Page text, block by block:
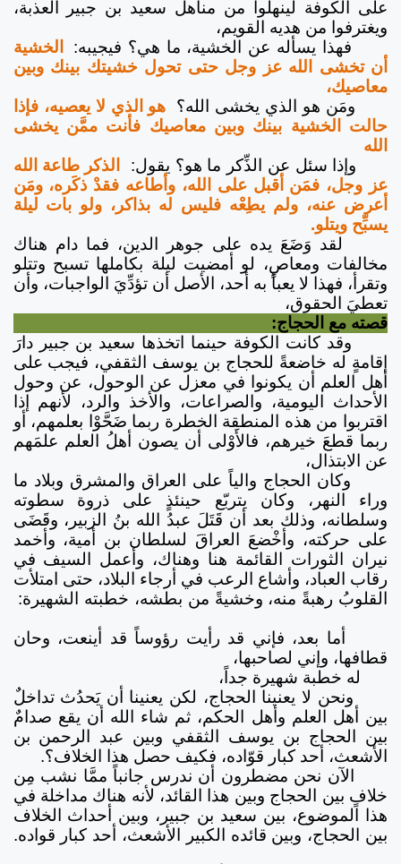
على الكوفة لينهلوا من مناهل سعيد بن جبير العذبة،
ويغترفوا من هديه القويم،
فهذا يسأله عن الخشية، ما هي؟ فيجيبه:
الخشية
أن تخشى الله عز وجل حتى تحول خشيتك بينك وبين
معاصيك،
ومَن هو الذي يخشى الله؟
هو الذي لا يعصيه، فإذا
حالت الخشية بينك وبين معاصيك فأنت ممَّن يخشى
الله
وإذا سئل عن الذِّكر ما هو؟ يقول:
الذكر طاعة الله
عز وجل، فمَن أقبل على الله، وأطاعه فقدْ ذكَره، ومَن
أعرض عنه، ولم يطِعْه فليس له بذاكر، ولو بات ليلة
يسبِّح ويتلو.
لقد وَضَعَ يده على جوهر الدين، فما دام هناك
مخالفات ومعاصٍ، لو أمضيت ليلة بكاملها تسبح وتتلو
وتقرأ، فهذا لا يعبأ به أحد، الأصل أن تؤدِّيَ الواجبات، وأن
تعطيَ الحقوق،
قصته مع الحجاج:
وقد كانت الكوفة حينما اتخذها سعيد بن جبير دارَ
إقامةٍ له خاضعةً للحجاج بن يوسف الثقفي، فيجب على
أهل العلم أن يكونوا في معزل عن الوحول، عن وحول
الأحداث اليومية، والصراعات، والأخذ والرد، لأنهم إذا
اقتربوا من هذه المنطقة الخطرة ربما ضَحَّوْا بعلمهم، أو
ربما قطعَ خيرهم، فالأَوْلى أن يصون أهلُ العلم علمَهم
عن الابتذال،
وكان الحجاج والياً على العراق والمشرق وبلاد ما
وراء النهر، وكان يتربّع حينئذٍ على ذروة سطوته
وسلطانه، وذلك بعد أن قَتَلَ عبدُ الله بنُ الزبير، وقَضَى
على حركته، وأخْضعَ العراقَ لسلطان بن أمية، وأخمد
نيران الثورات القائمة هنا وهناك، وأعمل السيف في
رقاب العباد، وأشاع الرعب في أرجاء البلاد، حتى امتلأت
القلوبُ رهبةً منه، وخشيةً من بطشه، خطبته الشهيرة:
أما بعد، فإني قد رأيت رؤوساً قد أينعت، وحان
قطافها، وإني لصاحبها،
له خطبة شهيرة جداً،
ونحن لا يعنينا الحجاج، لكن يعنينا أن يَحدُث تداخلٌ
بين أهل العلم وأهل الحكم، ثم شاء الله أن يقع صدامٌ
بين الحجاج بن يوسف الثقفي وبين عبد الرحمن بن
الأشعث، أحد كبار قوّاده، فكيف حصل هذا الخلاف؟.
الآن نحن مضطرون أن ندرس جانباً ممَّا نشب مِن
خلافٍ بين الحجاج وبين هذا القائد، لأنه هناك مداخلة في
هذا الموضوع، بين سعيد بن جبير، وبين أحداث الخلاف
بين الحجاج، وبين قائده الكبير الأشعث، أحد كبار قواده.